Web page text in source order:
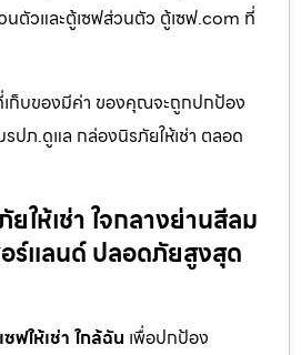
นตัวและตู้เซฟส่วนตัว ตู้เซฟ.com ที่
ก็บของมีค่า ของคุณจะถูกปกป้อง
รปภ.ดูแล กล่องนิรภัยให้เช่า ตลอด
ยให้เช่า ใจกลางย่านสีลม
ร์แลนด์ ปลอดภัยสูงสุด
ซฟให้เช่า ใกล้ฉัน เพื่อปกป้อง